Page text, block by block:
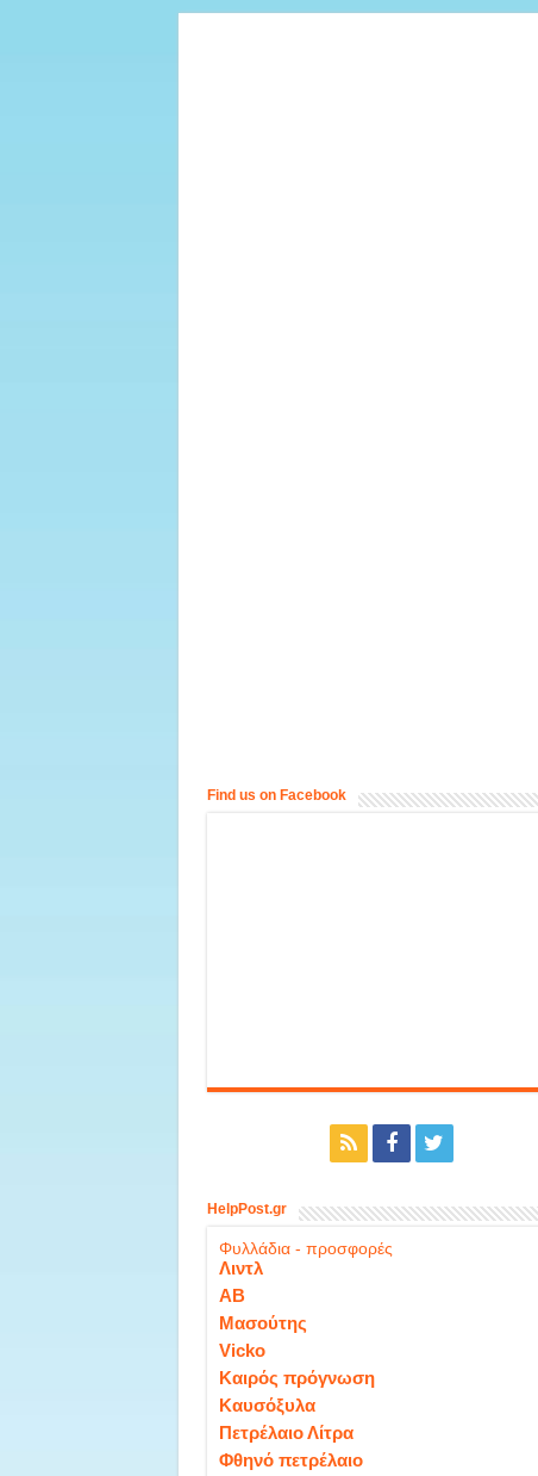
Find us on Facebook
HelpPost.gr
Φυλλάδια - προσφορές
Λιντλ
ΑΒ
Μασούτης
Vicko
Καιρός πρόγνωση
Καυσόξυλα
Πετρέλαιο Λίτρα
Φθηνό πετρέλαιο